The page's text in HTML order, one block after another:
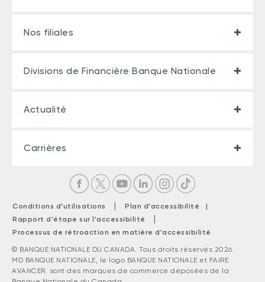
Nos filiales
Divisions de Financière Banque Nationale
Actualité
Carrières
Conditions d'utilisations |
Plan d'accessibilité |
Rapport d'étape sur l'accessibilité
|
Processus de rétroaction en matière d'accessibilité
© BANQUE NATIONALE DU CANADA. Tous droits réservés 2026.
MD BANQUE NATIONALE, le logo BANQUE NATIONALE et FAIRE.
AVANCER. sont des marques de commerce déposées de la